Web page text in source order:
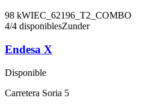
98 kWIEC_62196_T2_COMBO
4/4 disponiblesZunder
Endesa X
Disponible
Carretera Soria 5